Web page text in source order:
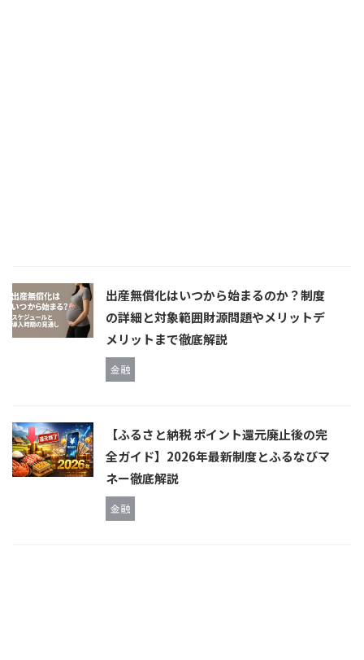
出産無償化はいつから始まるのか？制度
の詳細と対象範囲財源問題やメリットデ
メリットまで徹底解説
金融
【ふるさと納税 ポイント還元廃止後の完
全ガイド】2026年最新制度とふるなびマ
ネー徹底解説
金融